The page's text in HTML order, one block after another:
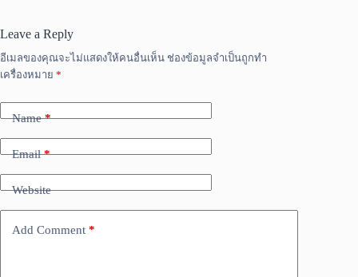
Leave a Reply
อีเมลของคุณจะไม่แสดงให้คนอื่นเห็น ช่องข้อมูลจำเป็นถูกทำ
เครื่องหมาย *
Name*
Email*
Website
Add Comment *